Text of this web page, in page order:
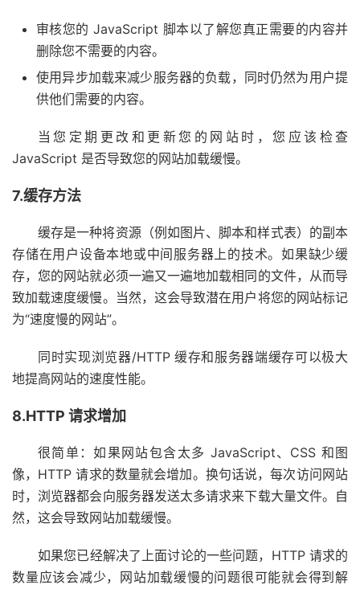
审核您的 JavaScript 脚本以了解您真正需要的内容并
删除您不需要的内容。
使用异步加载来减少服务器的负载，同时仍然为用户提
供他们需要的内容。
当您定期更改和更新您的网站时，您应该检查
JavaScript 是否导致您的网站加载缓慢。
7.缓存方法
缓存是一种将资源（例如图片、脚本和样式表）的副本
存储在用户设备本地或中间服务器上的技术。如果缺少缓
存，您的网站就必须一遍又一遍地加载相同的文件，从而导
致加载速度缓慢。当然，这会导致潜在用户将您的网站标记
为“速度慢的网站”。
同时实现浏览器/HTTP 缓存和服务器端缓存可以极大
地提高网站的速度性能。
8.HTTP 请求增加
很简单：如果网站包含太多 JavaScript、CSS 和图
像，HTTP 请求的数量就会增加。换句话说，每次访问网站
时，浏览器都会向服务器发送太多请求来下载大量文件。自
然，这会导致网站加载缓慢。
如果您已经解决了上面讨论的一些问题，HTTP 请求的
数量应该会减少，网站加载缓慢的问题很可能就会得到解